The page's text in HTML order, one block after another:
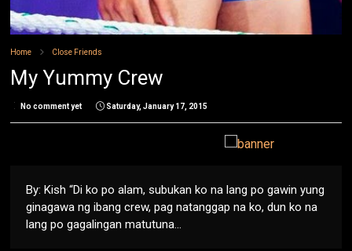
Home Close Friends
My Yummy Crew
No comment yet Saturday, January 17, 2015
By: Kish “Di ko po alam, subukan ko na lang po gawin yung
ginagawa ng ibang crew, pag natanggap na ko, dun ko na
lang po gagalingan matutuna...